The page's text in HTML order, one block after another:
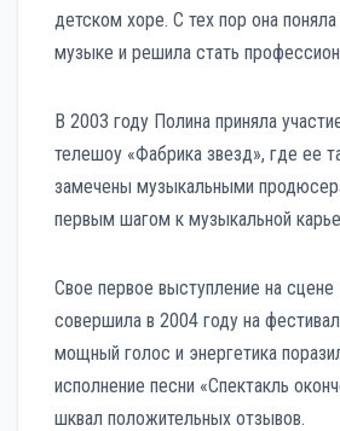
детском хоре. С тех пор она
музыке и решила стать
В 2003 году Полина приняла
телешоу «Фабрика звезд», где ее
замечены музыкальными
первым шагом к музыкальной
Свое первое выступление на сцене
совершила в 2004 году на
мощный голос и энергетика
исполнение песни «Спектакль
шквал положительных отзывов.